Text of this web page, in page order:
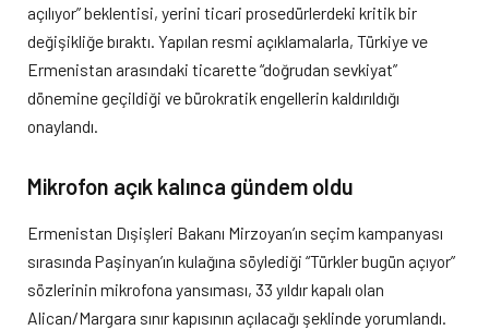
açılıyor” beklentisi, yerini ticari prosedürlerdeki kritik bir
değişikliğe bıraktı. Yapılan resmi açıklamalarla, Türkiye ve
Ermenistan arasındaki ticarette “doğrudan sevkiyat”
dönemine geçildiği ve bürokratik engellerin kaldırıldığı
onaylandı.
Mikrofon açık kalınca gündem oldu
Ermenistan Dışişleri Bakanı Mirzoyan’ın seçim kampanyası
sırasında Paşinyan’ın kulağına söylediği “Türkler bugün açıyor”
sözlerinin mikrofona yansıması, 33 yıldır kapalı olan
Alican/Margara sınır kapısının açılacağı şeklinde yorumlandı.